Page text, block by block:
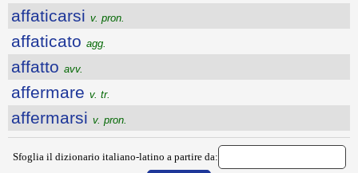
affaticarsi v. pron.
affaticato agg.
affatto avv.
affermare v. tr.
affermarsi v. pron.
Sfoglia il dizionario italiano-latino a partire da: